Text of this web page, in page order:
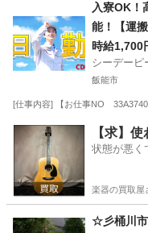
入寮OK！
能！【運
自動車通
時給1,700
シーデーピ
飯能市
[仕事内容] 【お仕事NO
埼玉 飯能市 その他
【求】
状態が悪く
楽器の買取屋
☆彡桶川市